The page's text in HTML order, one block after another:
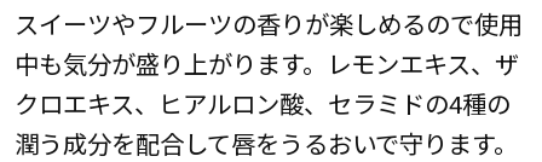
スイーツやフルーツの香りが楽しめるので使用
中も気分が盛り上がります。レモンエキス、ザ
クロエキス、ヒアルロン酸、セラミドの4種の
潤う成分を配合して唇をうるおいで守ります。